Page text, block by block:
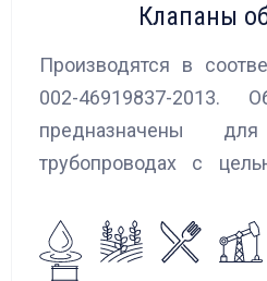
Клапаны
Производятся в
002-46919837-2013.
предназначены
трубопроводах с
агрессивных
суспензий и